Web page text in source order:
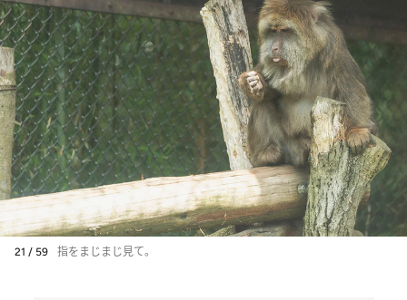
21 / 59 指をまじまじ見て。